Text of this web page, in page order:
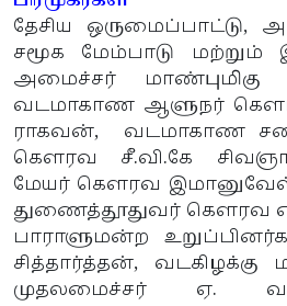
தேசிய ஒருமைப்பாட்டு,
சமூக மேம்பாடு மற்றும்
அமைச்சர்
வடமாகாண ஆளுநர் கௌரவ
ராகவன், வடமாகாண
கௌரவ சீ.வி.கே
மேயர் கௌரவ
துணைத்தூதுவர் கௌரவ
பாராளுமன்ற
சித்தார்த்தன்,
முதலமைச்சர் ஏ.